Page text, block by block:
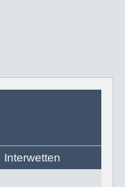
Interwetten